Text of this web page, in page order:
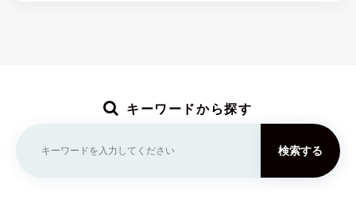
キーワードから探す
検索する